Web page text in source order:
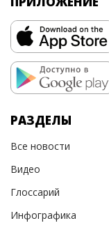
РАЗДЕЛЫ
Все новости
Видео
Глоссарий
Инфографика